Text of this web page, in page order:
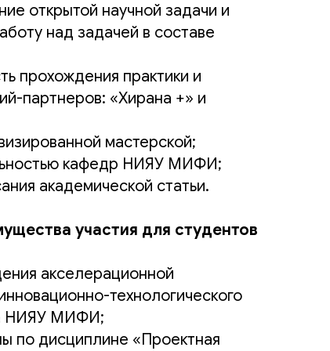
открытой научной задачи и
над задачей в составе
прохождения практики и
партнеров: «Хирана +» и
мастерской;
кафедр НИЯУ МИФИ;
академической статьи.
участия для студентов
акселерационной
технологического
НИЯУ МИФИ;
по дисциплине «Проектная